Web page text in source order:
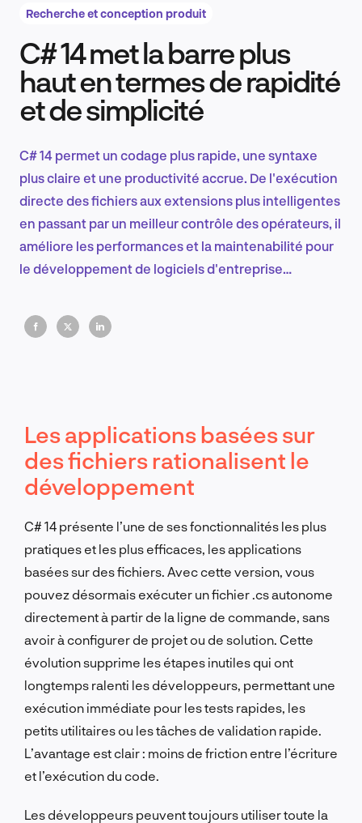
Recherche et conception produit
EN
Recherche et conception produit
C# 14 met la barre plus
haut en termes de rapidité
et de simplicité
C# 14 permet un codage plus rapide, une syntaxe
plus claire et une productivité accrue. De l'exécution
directe des fichiers aux extensions plus intelligentes
en passant par un meilleur contrôle des opérateurs, il
améliore les performances et la maintenabilité pour
le développement de logiciels d'entreprise
Les applications basées sur
des fichiers rationalisent le
développement
C# 14 présente l’une de ses fonctionnalités les plus
pratiques et les plus efficaces, les applications
basées sur des fichiers. Avec cette version, vous
pouvez désormais exécuter un fichier .cs autonome
directement à partir de la ligne de commande, sans
avoir à configurer de projet ou de solution. Cette
évolution supprime les étapes inutiles qui ont
longtemps ralenti les développeurs, permettant une
exécution immédiate pour les tests rapides, les
petits utilitaires ou les tâches de validation rapide.
L’avantage est clair : moins de friction entre l’écriture
et l’exécution du code.
Les développeurs peuvent toujours utiliser toute la